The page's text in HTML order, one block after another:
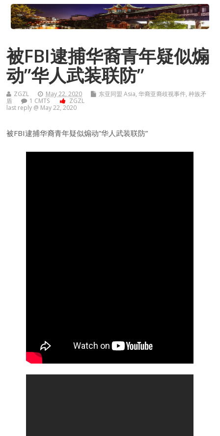
被FBI逮捕华裔青年疑似煽
动”华人武装联防”
ZGZL May 22, 2020 东亚同盟 Asia,华裔亚裔歧视事件,种族矛
盾
1 CMTS
ZGZL
last reply @ May 22, 2020
被FBI逮捕华裔青年疑似煽动”华人武装联防”